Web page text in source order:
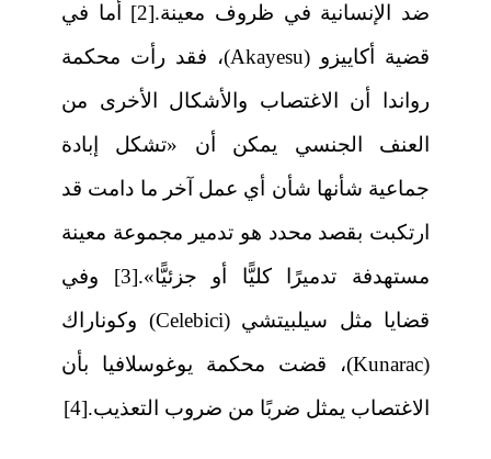
ضد الإنسانية في ظروف معينة.[2] أما في
قضية أكاييزو (Akayesu)، فقد رأت محكمة
رواندا أن الاغتصاب والأشكال الأخرى من
العنف الجنسي يمكن أن «تشكل إبادة
جماعية شأنها شأن أي عمل آخر ما دامت قد
ارتكبت بقصد محدد هو تدمير مجموعة معينة
مستهدفة تدميرًا كليًّا أو جزئيًّا».[3] وفي
قضايا مثل سيلبيتشي (Celebici) وكوناراك
(Kunarac)، قضت محكمة يوغوسلافيا بأن
الاغتصاب يمثل ضربًا من ضروب التعذيب.[4]